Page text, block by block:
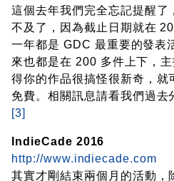
這個去年我們完全忘記提醒了
不及了，因為截止日期就在
一年都是 GDC 最重要的發表
來也都是在 200 多件上下，
得你的作品很搞怪很新奇，就
免費。相關訊息請看我們過去
[3]
IndieCade 2016
http://www.indiecade.com
其實才剛結束兩個月的活動，